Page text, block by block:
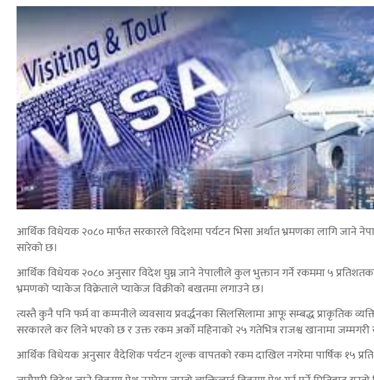
आर्थिक विधेयक २०८० मार्फत सरकारले विदेशमा पर्यटन भिसा अर्थात भ्रमणका लागि जाने
सारेको छ।
आर्थिक विधेयक २०८० अनुसार विदेश घुम्न जाने नेपालीले कुल भुक्तान गर्ने रकममा ५
भ्रमणको प्याकेज विक्रेताले प्याकेज विक्रीको बखतमा लगाउने छ।
त्यस्तै कुनै पनि फर्म वा कम्पनीले व्यवसाय प्रवर्द्धनका सिलसिलामा आफू सम्बद्ध प्राकृतिक
सरकारले कर लिने भएको छ र उक्त रकम अर्को महिनाको २५ गतेभित्र राजश्व खानामा जम्मगरी
आर्थिक विधेयक अनुसार वैदेशिक पर्यटन शुल्क वापतको रकम दाखिल नगरेमा पार्षिक १५